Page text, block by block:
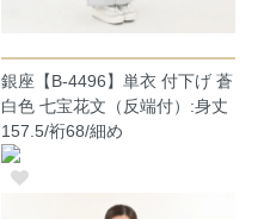
銀座【B-4496】単衣 付下げ 蒼
白色 七宝花文（反端付）:身丈
157.5/裄68/細め